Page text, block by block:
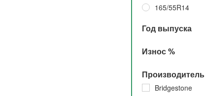
165/55R14
Год выпуска
Износ %
Производитель
Bridgestone